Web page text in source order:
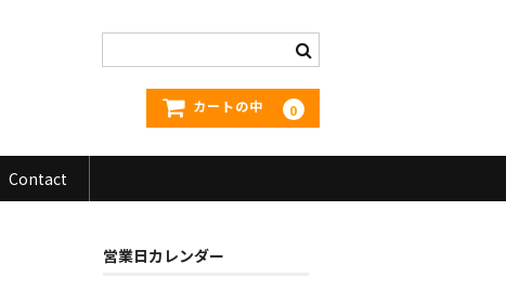
カートの中 0
Contact
営業日カレンダー